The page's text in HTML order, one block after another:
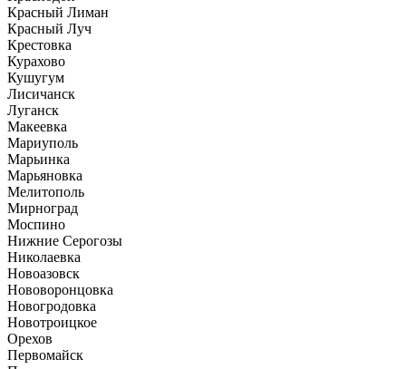
Красный Лиман
Красный Луч
Крестовка
Курахово
Кушугум
Лисичанск
Луганск
Макеевка
Мариуполь
Марьинка
Марьяновка
Мелитополь
Мирноград
Моспино
Нижние Серогозы
Николаевка
Новоазовск
Нововоронцовка
Новогродовка
Новотроицкое
Орехов
Первомайск